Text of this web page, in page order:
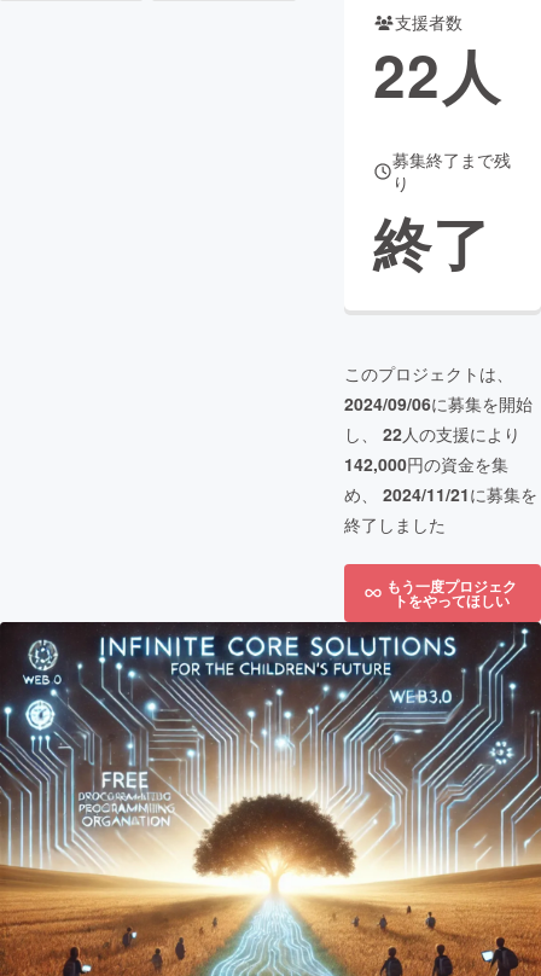
支援者数
22人
募集終了まで残
り
終了
このプロジェクトは、
2024/09/06に募集を開始
し、 22人の支援により
142,000円の資金を集
め、 2024/11/21に募集を
終了しました
もう一度プロジェク
トをやってほしい